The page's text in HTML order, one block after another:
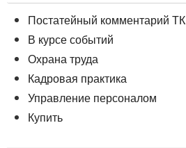
Постатейный комментарий ТК
В курсе событий
Охрана труда
Кадровая практика
Управление персоналом
Купить